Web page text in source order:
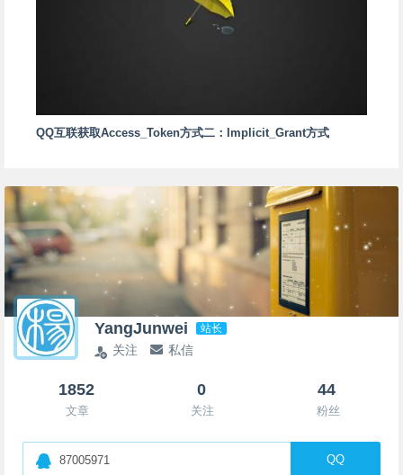
QQ互联获取Access_Token方式二：Implicit_Grant方式
YangJunwei 站长
关注 私信
1852
文章
0
关注
44
粉丝
87005971 QQ